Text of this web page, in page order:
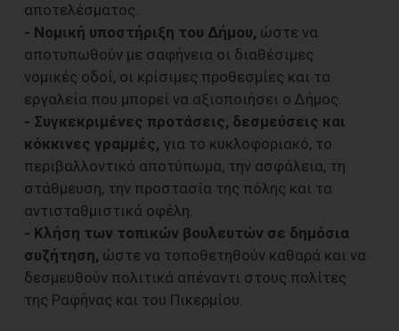
αποτελέσματος.
- Νομική υποστήριξη του Δήμου, ώστε να
αποτυπωθούν με σαφήνεια οι διαθέσιμες
νομικές οδοί, οι κρίσιμες προθεσμίες και τα
εργαλεία που μπορεί να αξιοποιήσει ο Δήμος.
- Συγκεκριμένες προτάσεις, δεσμεύσεις και
κόκκινες γραμμές, για το κυκλοφοριακό, το
περιβαλλοντικό αποτύπωμα, την ασφάλεια, τη
στάθμευση, την προστασία της πόλης και τα
αντισταθμιστικά οφέλη.
- Κλήση των τοπικών βουλευτών σε δημόσια
συζήτηση, ώστε να τοποθετηθούν καθαρά και να
δεσμευθούν πολιτικά απέναντι στους πολίτες
της Ραφήνας και του Πικερμίου.